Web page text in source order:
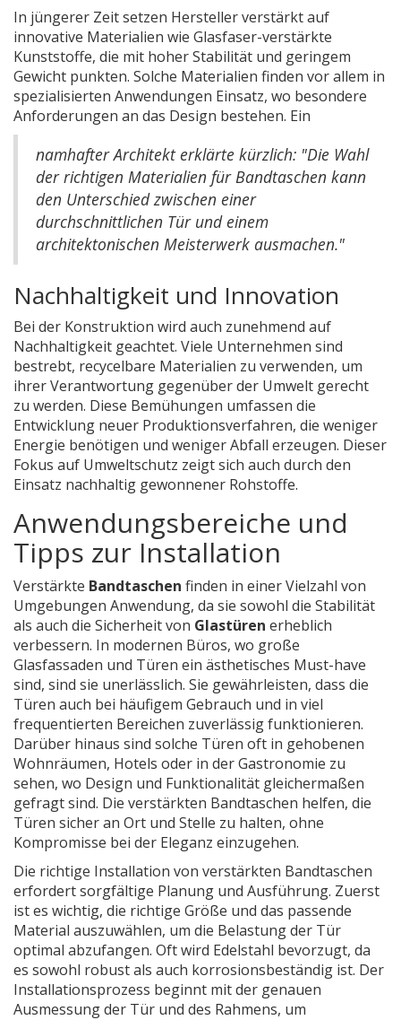
In jüngerer Zeit setzen Hersteller verstärkt auf
innovative Materialien wie Glasfaser-verstärkte
Kunststoffe, die mit hoher Stabilität und geringem
Gewicht punkten. Solche Materialien finden vor allem in
spezialisierten Anwendungen Einsatz, wo besondere
Anforderungen an das Design bestehen. Ein
namhafter Architekt erklärte kürzlich: "Die Wahl
der richtigen Materialien für Bandtaschen kann
den Unterschied zwischen einer
durchschnittlichen Tür und einem
architektonischen Meisterwerk ausmachen."
Nachhaltigkeit und Innovation
Bei der Konstruktion wird auch zunehmend auf
Nachhaltigkeit geachtet. Viele Unternehmen sind
bestrebt, recycelbare Materialien zu verwenden, um
ihrer Verantwortung gegenüber der Umwelt gerecht
zu werden. Diese Bemühungen umfassen die
Entwicklung neuer Produktionsverfahren, die weniger
Energie benötigen und weniger Abfall erzeugen. Dieser
Fokus auf Umweltschutz zeigt sich auch durch den
Einsatz nachhaltig gewonnener Rohstoffe.
Anwendungsbereiche und
Tipps zur Installation
Verstärkte Bandtaschen finden in einer Vielzahl von
Umgebungen Anwendung, da sie sowohl die Stabilität
als auch die Sicherheit von Glastüren erheblich
verbessern. In modernen Büros, wo große
Glasfassaden und Türen ein ästhetisches Must-have
sind, sind sie unerlässlich. Sie gewährleisten, dass die
Türen auch bei häufigem Gebrauch und in viel
frequentierten Bereichen zuverlässig funktionieren.
Darüber hinaus sind solche Türen oft in gehobenen
Wohnräumen, Hotels oder in der Gastronomie zu
sehen, wo Design und Funktionalität gleichermaßen
gefragt sind. Die verstärkten Bandtaschen helfen, die
Türen sicher an Ort und Stelle zu halten, ohne
Kompromisse bei der Eleganz einzugehen.
Die richtige Installation von verstärkten Bandtaschen
erfordert sorgfältige Planung und Ausführung. Zuerst
ist es wichtig, die richtige Größe und das passende
Material auszuwählen, um die Belastung der Tür
optimal abzufangen. Oft wird Edelstahl bevorzugt, da
es sowohl robust als auch korrosionsbeständig ist. Der
Installationsprozess beginnt mit der genauen
Ausmessung der Tür und des Rahmens, um